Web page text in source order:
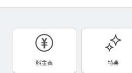
料金表 特典